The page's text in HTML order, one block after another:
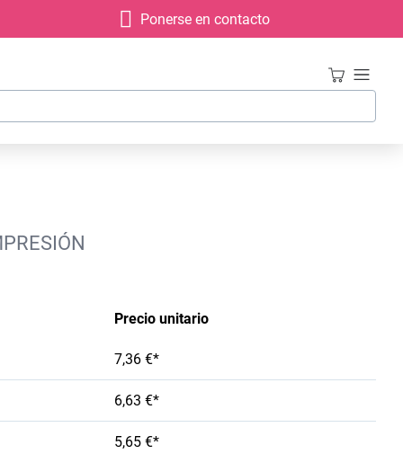
Ponerse en contacto
Precio unitario
7,36 €*
6,63 €*
5,65 €*